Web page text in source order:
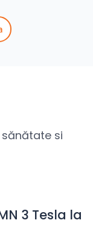
si
3 Tesla la